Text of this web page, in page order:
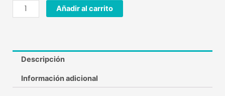
Añadir al carrito
Descripción
Información adicional